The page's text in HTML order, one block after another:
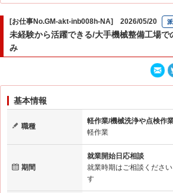
[お仕事No.GM-akt-inb008h-NA] 2026/05/20
未経験から活躍できる/大手機械整備工場
み
基本情報
職種
軽作業/機械洗浄や点検作
軽作業
期間
就業開始日応相談
就業時期はご相談くださ
す